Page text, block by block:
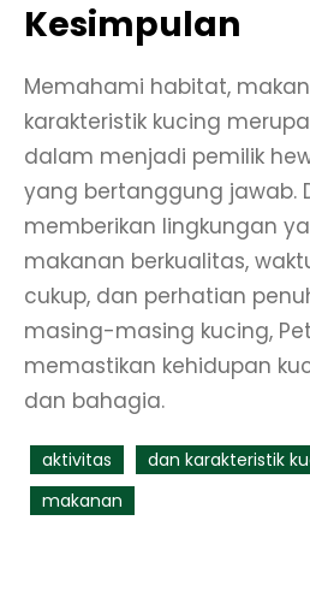
Kesimpulan
Memahami habitat,
karakteristik kucing
dalam menjadi pemilik
yang bertanggung jawab.
memberikan lingkungan
makanan berkualitas,
cukup, dan perhatian
masing-masing kucing,
memastikan kehidupan
dan bahagia.
aktivitas dan karakteristik
makanan